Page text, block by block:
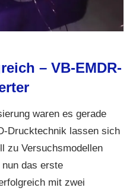
– VB-EMDR-
waren es gerade
Drucktechnik lassen sich
zu Versuchsmodellen
das erste
mit zwei